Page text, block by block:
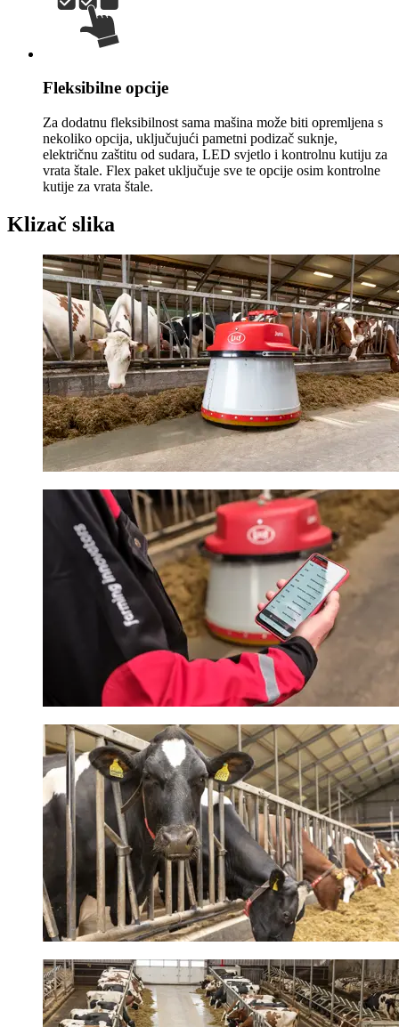
Fleksibilne opcije
Za dodatnu fleksibilnost sama mašina može biti opremljena s
nekoliko opcija, uključujući pametni podizač suknje,
električnu zaštitu od sudara, LED svjetlo i kontrolnu kutiju za
vrata štale. Flex paket uključuje sve te opcije osim kontrolne
kutije za vrata štale.
Klizač slika